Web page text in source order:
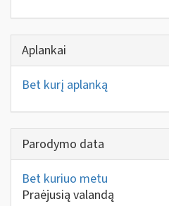
Aplankai
Bet kurį aplanką
Parodymo data
Bet kuriuo metu
Praėjusią valandą